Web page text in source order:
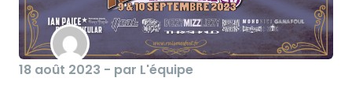
18 août 2023 - par L'équipe